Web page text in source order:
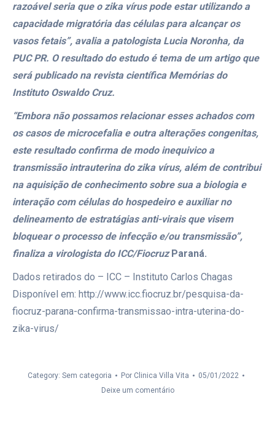
razoável seria que o zika vírus pode estar utilizando a
capacidade migratória das células para alcançar os
vasos fetais”, avalia a patologista Lucia Noronha, da
PUC PR. O resultado do estudo é tema de um artigo que
será publicado na revista científica Memórias do
Instituto Oswaldo Cruz.
“Embora não possamos relacionar esses achados com
os casos de microcefalia e outra alterações congenitas,
este resultado confirma de modo inequivico a
transmissão intrauterina do zika vírus, além de contribui
na aquisição de conhecimento sobre sua a biologia e
interação com células do hospedeiro e auxiliar no
delineamento de estratágias anti-virais que visem
bloquear o processo de infecção e/ou transmissão”,
finaliza a virologista do ICC/FiocruzParaná.
Dados retirados do – ICC – Instituto Carlos Chagas
Disponível em: http://www.icc.fiocruz.br/pesquisa-da-
fiocruz-parana-confirma-transmissao-intra-uterina-do-
zika-virus/
Category: Sem categoria Por Clinica Villa Vita
05/01/2022
Deixe um comentário